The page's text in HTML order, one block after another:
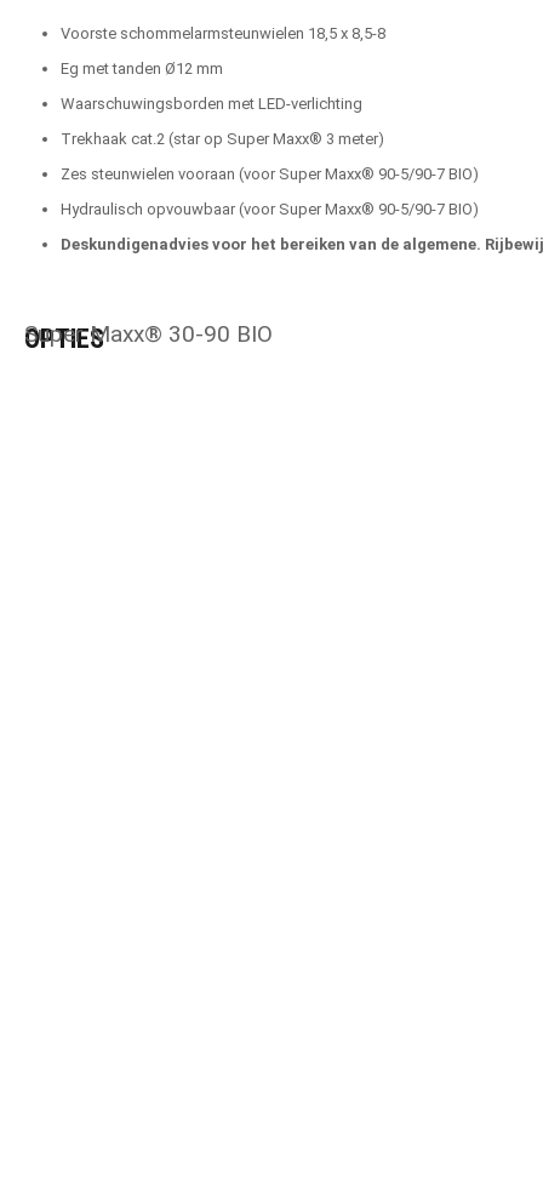
Voorste schommelarmsteunwielen 18,5 x 8,5-8
Eg met tanden Ø12 mm
Waarschuwingsborden met LED-verlichting
Trekhaak cat.2 (star op Super Maxx® 3 meter)
Zes steunwielen vooraan (voor Super Maxx® 90-5/90-7 BIO)
Hydraulisch opvouwbaar (voor Super Maxx® 90-5/90-7 BIO)
Deskundigenadvies voor het bereiken van de algemene.
OPTIES
Super Maxx® 30-90 BIO